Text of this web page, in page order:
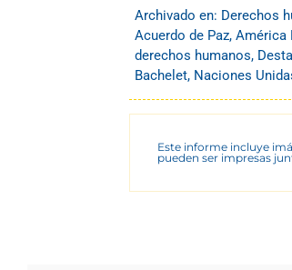
Archivado en: Derechos
Acuerdo de Paz, América
derechos humanos,
Bachelet, Naciones
Este informe incluye
pueden ser impresas